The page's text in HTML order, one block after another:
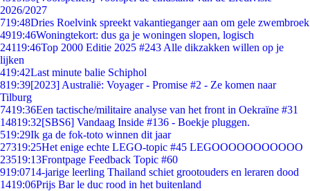
2026/2027
719:48Dries Roelvink spreekt vakantieganger aan om gele zwembroek
4919:46Woningtekort: dus ga je woningen slopen, logisch
24119:46Top 2000 Editie 2025 #243 Alle dikzakken willen op je
lijken
419:42Last minute balie Schiphol
819:39[2023] Australië: Voyager - Promise #2 - Ze komen naar
Tilburg
7419:36Een tactische/militaire analyse van het front in Oekraïne #31
14819:32[SBS6] Vandaag Inside #136 - Boekje pluggen.
519:29Ik ga de fok-toto winnen dit jaar
27319:25Het enige echte LEGO-topic #45 LEGOOOOOOOOOOO
23519:13Frontpage Feedback Topic #60
919:0714-jarige leerling Thailand schiet grootouders en leraren dood
1419:06Prijs Bar le duc rood in het buitenland